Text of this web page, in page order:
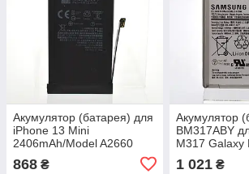
Акумулятор (батарея) для
iPhone 13 Mini
2406mAh/Model A2660
868 ₴
Акумулятор
BM317ABY
M317 Galaxy
1 021₴